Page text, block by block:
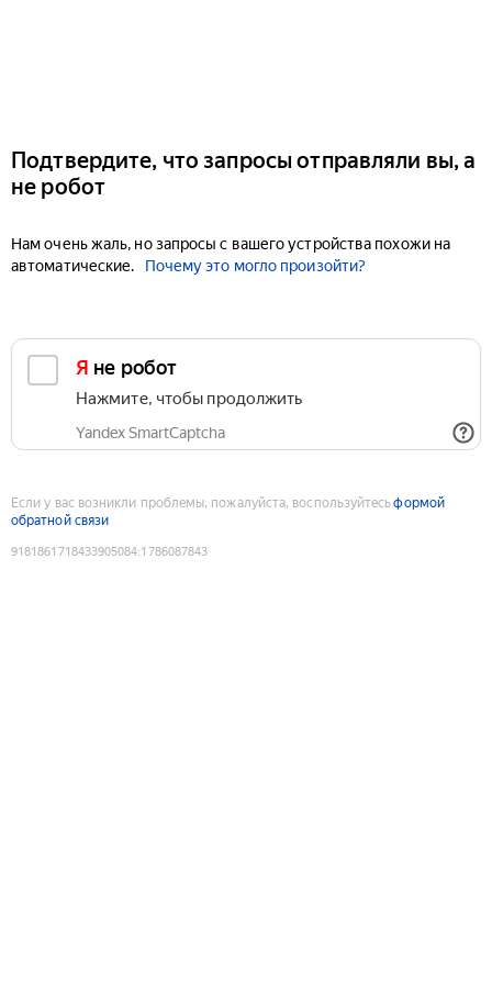
Подтвердите, что запросы отправляли вы, а
не робот
Нам очень жаль, но запросы с вашего устройства похожи на
автоматические.
Почему это могло произойти?
Я не робот
Нажмите, чтобы продолжить
Yandex SmartCaptcha
Если у вас возникли проблемы, пожалуйста, воспользуйтесьформой
обратной связи
9181861718433905084:1786087843